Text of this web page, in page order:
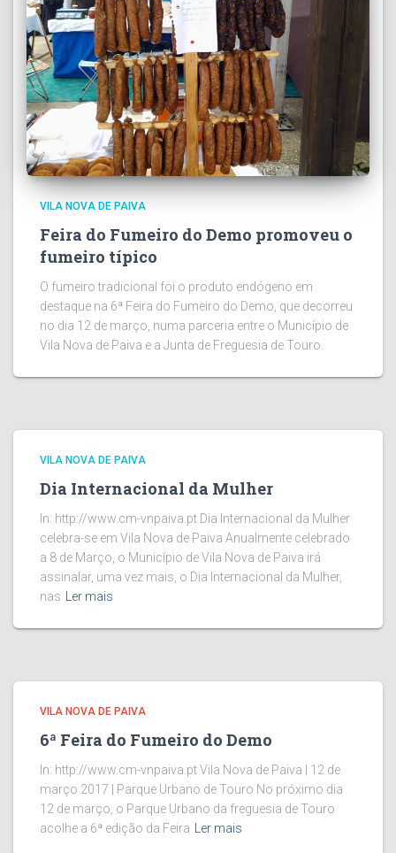
VILA NOVA DE PAIVA
Feira do Fumeiro do Demo promoveu o
fumeiro típico
O fumeiro tradicional foi o produto endógeno em
destaque na 6ª Feira do Fumeiro do Demo, que decorreu
no dia 12 de março, numa parceria entre o Município de
Vila Nova de Paiva e a Junta de Freguesia de Touro.
VILA NOVA DE PAIVA
Dia Internacional da Mulher
In: http://www.cm-vnpaiva.pt Dia Internacional da Mulher
celebra-se em Vila Nova de Paiva Anualmente celebrado
a 8 de Março, o Município de Vila Nova de Paiva irá
assinalar, uma vez mais, o Dia Internacional da Mulher,
nas
Ler mais
VILA NOVA DE PAIVA
6ª Feira do Fumeiro do Demo
In: http://www.cm-vnpaiva.pt Vila Nova de Paiva | 12 de
março 2017 | Parque Urbano de Touro No próximo dia
12 de março, o Parque Urbano da freguesia de Touro
acolhe a 6ª edição da Feira
Ler mais